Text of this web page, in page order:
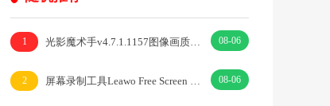
1 光影魔术手v4.7.1.1157图像画质优化效果处理 08-06
2 屏幕录制工具Leawo Free Screen v1.0.0绿色版 08-06